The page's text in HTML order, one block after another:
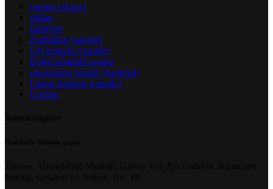
yangın çıkarıcı
eğitim
Haberler
Zaghaltag (nargile)
Çin kömürü (nargile)
Doğal kömürlü ızgara
sıkıştırılmış kömür (barbekü)
Limon kömürü (nargile)
Ürünler